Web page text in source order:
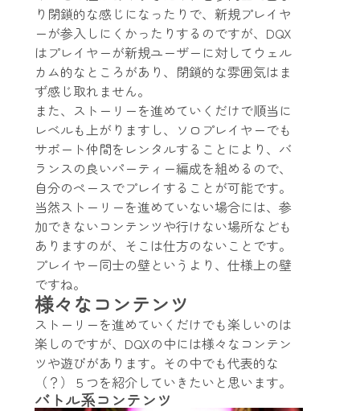
り閉鎖的な感じになったりで、新規プレイヤ
ーが参入しにくかったりするのですが、DQX
はプレイヤーが新規ユーザーに対してウェル
カム的なところがあり、閉鎖的な雰囲気はま
ず感じ取れません。
また、ストーリーを進めていくだけで順当に
レベルも上がりますし、ソロプレイヤーでも
サポート仲間をレンタルすることにより、バ
ランスの良いパーティー編成を組めるので、
自分のペースでプレイすることが可能です。
当然ストーリーを進めていない場合には、参
加できないコンテンツや行けない場所なども
ありますのが、そこは仕方のないことです。
プレイヤー同士の壁というより、仕様上の壁
ですね。
様々なコンテンツ
ストーリーを進めていくだけでも楽しいのは
楽しのですが、DQXの中には様々なコンテン
ツや遊びがあります。その中でも代表的な
（？）５つを紹介していきたいと思います。
バトル系コンテンツ